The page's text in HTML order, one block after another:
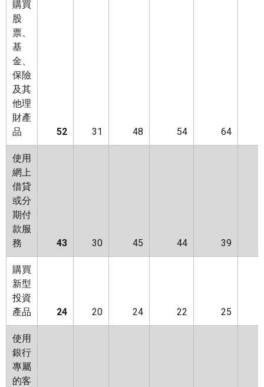
購買
股
票、
基
金、
保險
及其
他理
財產
品
52 31 48 54 64
使用
網上
借貸
或分
期付
款服
務
43 30 45 44 39
購買
新型
投資
產品
24 20 24 22 25
使用
銀行
專屬
的客